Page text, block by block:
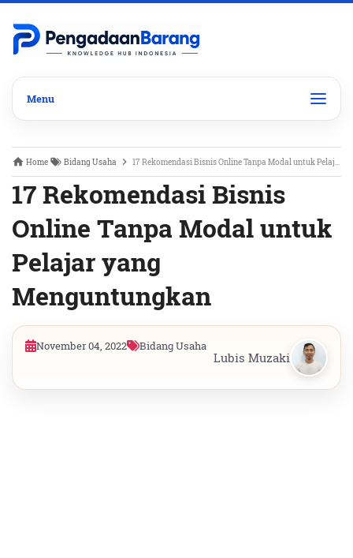
Home Bidang Usaha 17 Rekomendasi Bisnis Online Tanpa Modal untuk Pelajar yang Menguntungkan
17 Rekomendasi Bisnis
Online Tanpa Modal untuk
Pelajar yang
Menguntungkan
November 04, 2022 Bidang Usaha
Lubis Muzaki